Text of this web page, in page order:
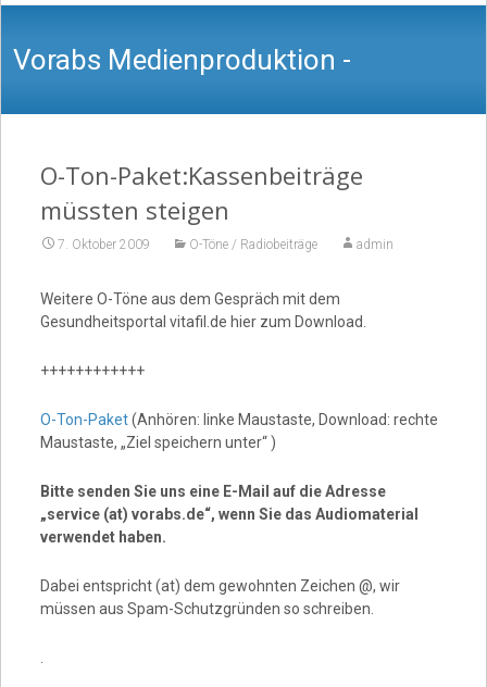
Vorabs Medienproduktion -
Nachrichten, Texte, Podcast, O-Töne,
O-Ton-Paket:Kassenbeiträge
müssten steigen
7. Oktober 2009 O-Töne / Radiobeiträge admin
Weitere O-Töne aus dem Gespräch mit dem
Gesundheitsportal vitafil.de hier zum Download.
++++++++++++
O-Ton-Paket(Anhören: linke Maustaste, Download: rechte
Maustaste, „Ziel speichern unter“ )
Bitte senden Sie uns eine E-Mail auf die Adresse
„service (at) vorabs.de“, wenn Sie das Audiomaterial
verwendet haben.
Dabei entspricht (at) dem gewohnten Zeichen @, wir
müssen aus Spam-Schutzgründen so schreiben.